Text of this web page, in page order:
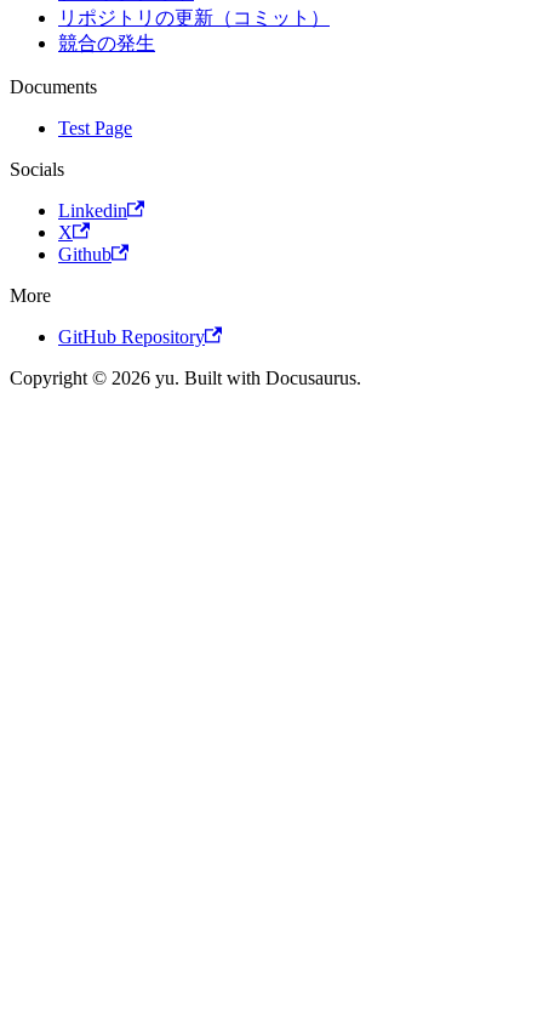
リポジトリの更新（コミット）
競合の発生
Documents
Test Page
Socials
Linkedin
X
Github
More
GitHub Repository
Copyright © 2026 yu. Built with Docusaurus.